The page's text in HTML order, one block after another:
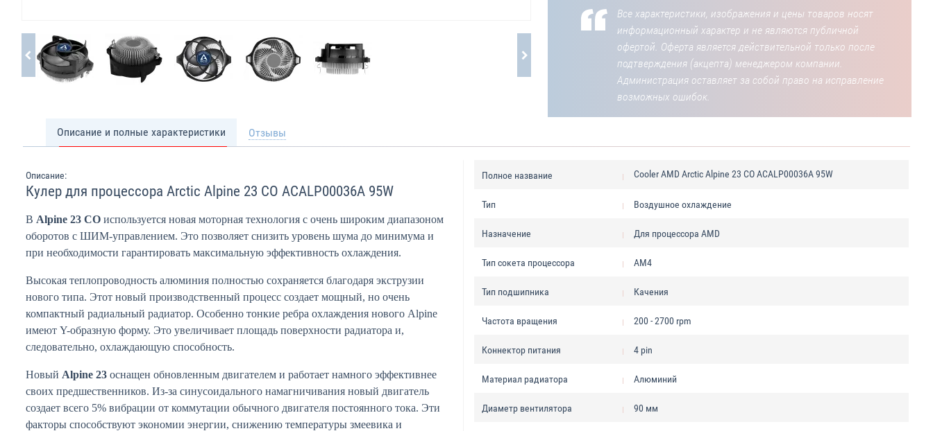
Все характеристики, изображения и цены товаров носят
информационный характер и не являются публичной
офертой. Оферта является действительной только после
подтверждения (акцепта) менеджером компании.
Администрация оставляет за собой право на исправление
возможных ошибок.
Описание и полные характеристики Отзывы
Описание:
Кулер для процессора Arctic Alpine 23 CO ACALP00036A 95W
В Alpine 23 CO используется новая моторная технология с очень широким диапазоном
оборотов с ШИМ-управлением. Это позволяет снизить уровень шума до минимума и
при необходимости гарантировать максимальную эффективность охлаждения.
Высокая теплопроводность алюминия полностью сохраняется благодаря экструзии
нового типа. Этот новый производственный процесс создает мощный, но очень
компактный радиальный радиатор. Особенно тонкие ребра охлаждения нового Alpine
имеют Y-образную форму. Это увеличивает площадь поверхности радиатора и,
следовательно, охлаждающую способность.
Новый Alpine 23 оснащен обновленным двигателем и работает намного эффективнее
своих предшественников. Из-за синусоидального намагничивания новый двигатель
создает всего 5% вибрации от коммутации обычного двигателя постоянного тока. Эти
факторы способствуют экономии энергии, снижению температуры змеевика и
Полное название Cooler AMD Arctic Alpine 23 CO ACALP00036A 95W
Тип Воздушное охлаждение
Назначение Для процессора AMD
Тип сокета процессора AM4
Тип подшипника Качения
Частота вращения 200 - 2700 rpm
Коннектор питания 4 pin
Материал радиатора Алюминий
Диаметр вентилятора 90 мм